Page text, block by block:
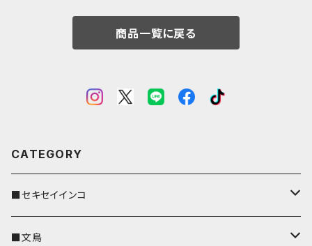
商品一覧に戻る
CATEGORY
■セキセイインコ
キーカバー
■文鳥